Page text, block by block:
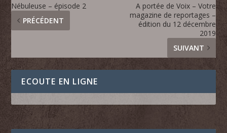
Nébuleuse – épisode 2
PRÉCÉDENT
A portée de Voix – Votre
magazine de reportages –
édition du 12 décembre
2019
SUIVANT
ECOUTE EN LIGNE